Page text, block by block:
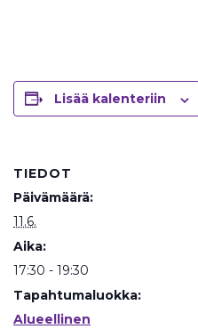
Lisää kalenteriin
TIEDOT
Päivämäärä:
11.6.
Aika:
17:30 - 19:30
Tapahtumaluokka:
Alueellinen